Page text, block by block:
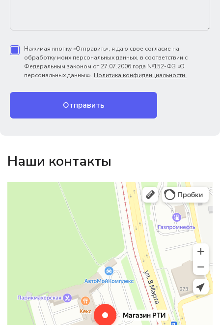
Нажимая кнопку «Отправить», я даю свое согласие на
обработку моих персональных данных, в соответствии с
Федеральным законом от 27.07.2006 года №152-ФЗ «О
персональных данных». Политика конфиденциальности.
Отправить
Наши контакты
Магазин резинотехники
Резиновые и резинотехнические изделия в Екатеринбурге
Садовый инвентарь и техника в Екатеринбурге